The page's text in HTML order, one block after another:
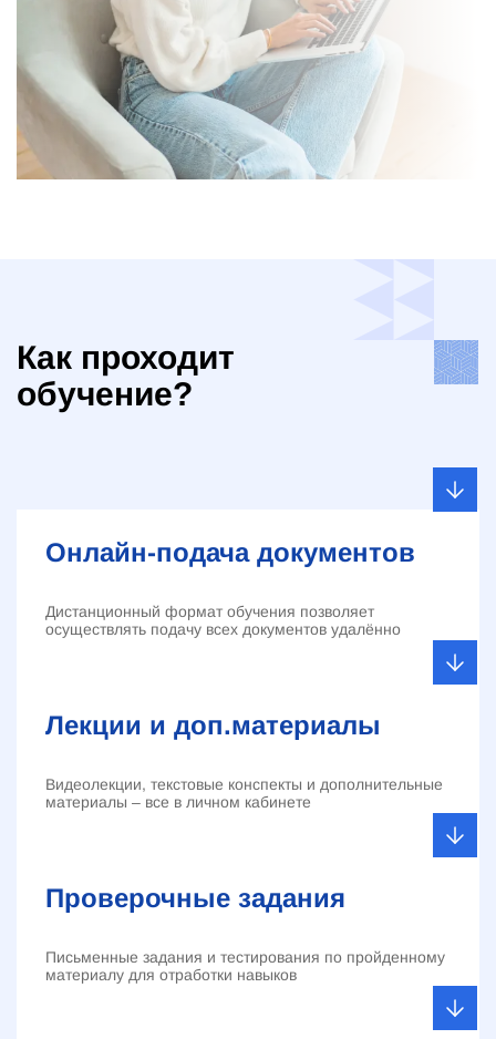
Как проходит
обучение?
Онлайн-подача документов
Дистанционный формат обучения позволяет
осуществлять подачу всех документов удалённо
Лекции и доп.материалы
Видеолекции, текстовые конспекты и дополнительные
материалы – все в личном кабинете
Проверочные задания
Письменные задания и тестирования по пройденному
материалу для отработки навыков